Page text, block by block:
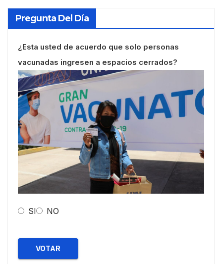
Pregunta Del Día
¿Esta usted de acuerdo que solo personas
vacunadas ingresen a espacios cerrados?
SI NO
VOTAR